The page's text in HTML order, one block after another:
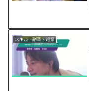
スキル・副業・起業